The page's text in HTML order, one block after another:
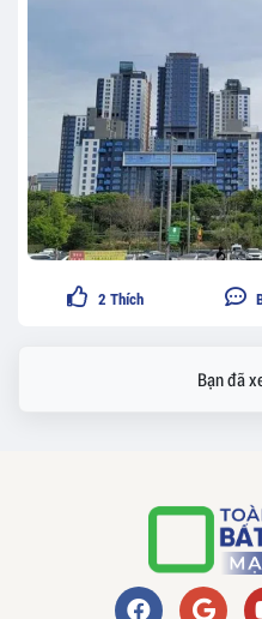
2 Thích
Bạn đã